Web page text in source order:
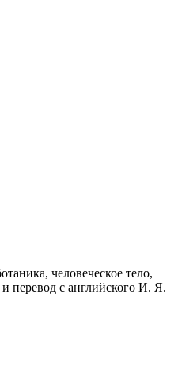
человеческое тело,
перевод с английского И. Я.